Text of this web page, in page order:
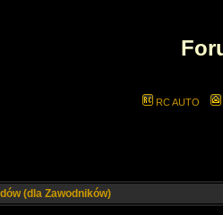
RC AUTO
(dla Zawodników)